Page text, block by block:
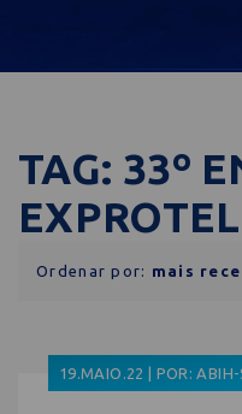
TAG: 33º
EXPROTEL
Ordenar por:
19.MAIO.22 | POR: ABIH-